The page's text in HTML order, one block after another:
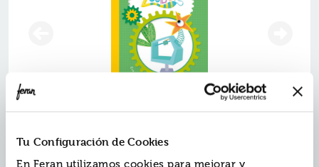
Tu Configuración de Cookies
En Feran utilizamos cookies para mejorar y
trastadas superdiscretas